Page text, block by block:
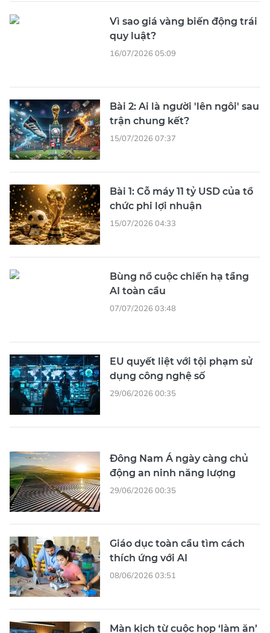
Vì sao giá vàng biến động trái
quy luật?
16/07/2026 05:09
Bài 2: Ai là người 'lên ngôi' sau
trận chung kết?
15/07/2026 07:37
Bài 1: Cỗ máy 11 tỷ USD của tổ
chức phi lợi nhuận
15/07/2026 04:33
Bùng nổ cuộc chiến hạ tầng
AI toàn cầu
07/07/2026 03:48
EU quyết liệt với tội phạm sử
dụng công nghệ số
29/06/2026 00:35
Đông Nam Á ngày càng chủ
động an ninh năng lượng
29/06/2026 00:35
Giáo dục toàn cầu tìm cách
thích ứng với AI
08/06/2026 03:51
Màn kịch từ cuộc họp ‘làm ăn’